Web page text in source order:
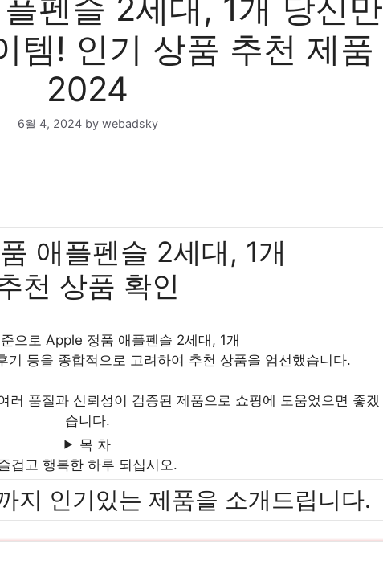
펜슬 2세대, 1개 당신만
템! 인기 상품 추천 제품
2024
6월 4, 2024 by webadsky
애플펜슬 2세대, 1개
천 상품 확인
으로 Apple 정품 애플펜슬 2세대, 1개
기 등을 종합적으로 고려하여 추천 상품을 엄선했습니다.
러 품질과 신뢰성이 검증된 제품으로 쇼핑에 도움었으면 좋겠
습니다.
목 차
겁고 행복한 하루 되십시오.
지 인기있는 제품을 소개드립니다.